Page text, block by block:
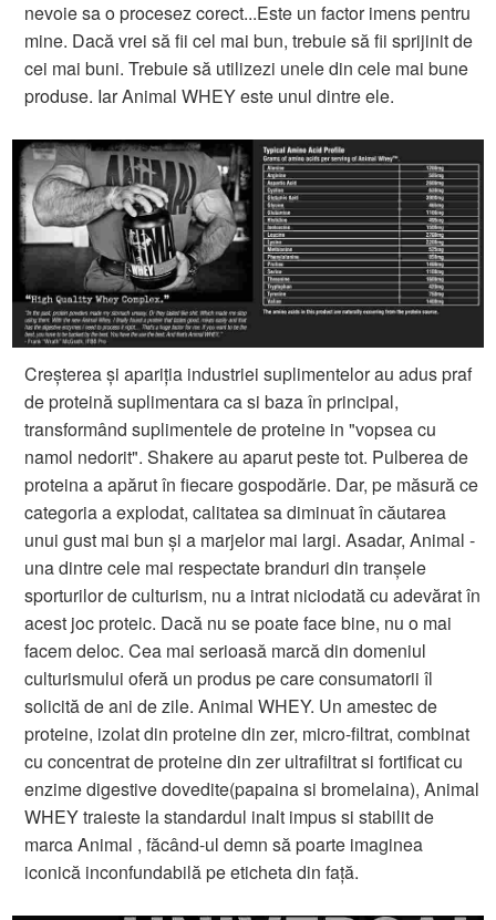
nevoie sa o procesez corect...Este un factor imens pentru
mine. Dacă vrei să fii cel mai bun, trebuie să fii sprijinit de
cei mai buni. Trebuie să utilizezi unele din cele mai bune
produse. Iar Animal WHEY este unul dintre ele.
Creșterea și apariția industriei suplimentelor au adus praf
de proteină suplimentara ca si baza în principal,
transformând suplimentele de proteine ​​in "vopsea cu
namol nedorit". Shakere au aparut peste tot. Pulberea de
proteina ​​a apărut în fiecare gospodărie. Dar, pe măsură ce
categoria a explodat, calitatea sa diminuat în căutarea
unui gust mai bun și a marjelor mai largi. Asadar, Animal -
una dintre cele mai respectate branduri din tranșele
sporturilor de culturism, nu a intrat niciodată cu adevărat în
acest joc proteic. Dacă nu se poate face bine, nu o mai
facem deloc. Cea mai serioasă marcă din domeniul
culturismului oferă un produs pe care consumatorii îl
solicită de ani de zile. Animal WHEY. Un amestec de
proteine, izolat din proteine ​​din zer, micro-filtrat, combinat
cu concentrat de proteine ​​din zer ultrafiltrat si fortificat cu
enzime digestive dovedite(papaina si bromelaina), Animal
WHEY traieste la standardul inalt impus si stabilit de
marca Animal , făcând-ul demn să poarte imaginea
iconică inconfundabilă pe eticheta din față.